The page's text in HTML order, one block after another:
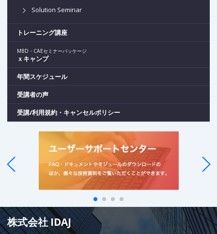
Solution Seminar
トレーニング講座
MBD・CAEセミナーパッケージ
ｘキャンプ
年間スケジュール
受講者の声
受講/利用規約・キャンセルポリシー
株式会社 IDAJ